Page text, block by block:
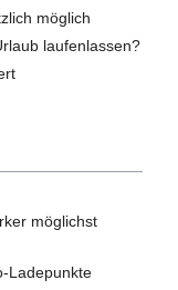
möglich
laufenlassen?
möglichst
Ladepunkte